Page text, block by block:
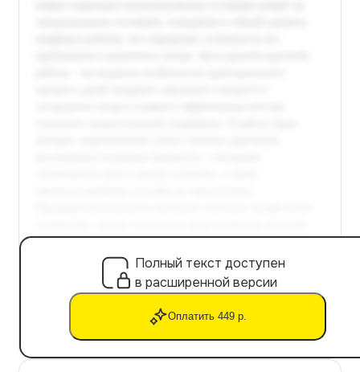
Полный текст доступен
в расширенной версии
Оплатить 449 р.